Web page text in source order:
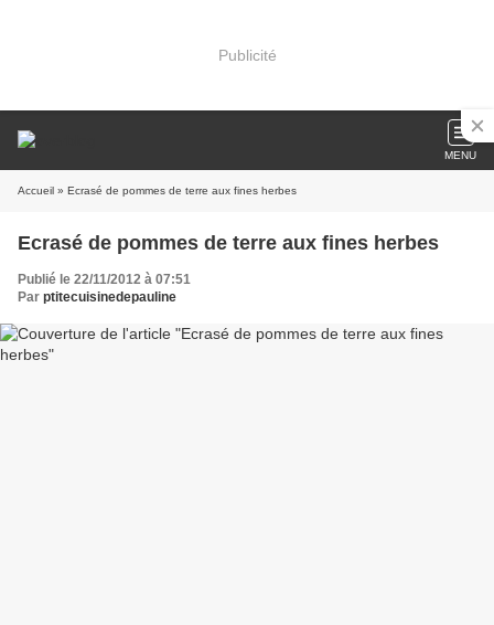
Publicité
MENU
Accueil » Ecrasé de pommes de terre aux fines herbes
Ecrasé de pommes de terre aux fines herbes
Publié le 22/11/2012 à 07:51
Par ptitecuisinedepauline